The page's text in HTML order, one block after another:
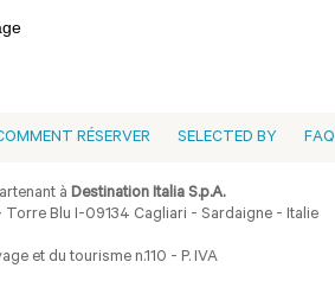
RÉSERVER SELECTED BY FAQ
àDestination Italia S.p.A.
Torre Blu I-09134 Cagliari - Sardaigne - Italie
et du tourisme n.110 - P. IVA